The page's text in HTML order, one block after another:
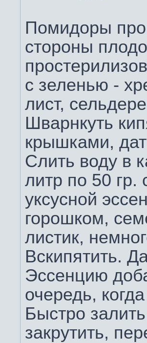
Помидоры
стороны
с зеленью -
лист,
Шварнкуть
крышками,
Слить воду в
литр по 50 гр.
уксусной
горошком,
листик,
Вскипятить.
Эссенцию
очередь,
Быстро
закрутить,